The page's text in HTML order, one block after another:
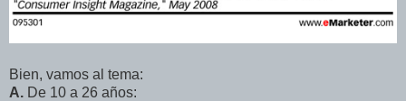
Bien, vamos al tema:
A. De 10 a 26 años: